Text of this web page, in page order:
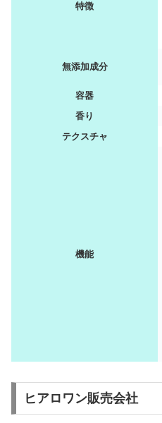
特徴
無添加成分
容器
香り
テクスチャ
機能
ヒアロワン販売会社